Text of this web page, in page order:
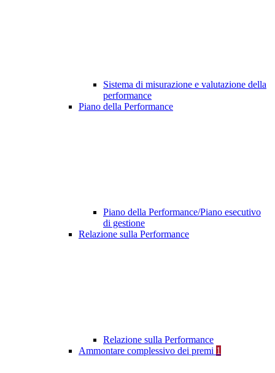
Sistema di misurazione e valutazione della
performance
Piano della Performance
Piano della Performance/Piano esecutivo
di gestione
Relazione sulla Performance
Relazione sulla Performance
Ammontare complessivo dei premi 1